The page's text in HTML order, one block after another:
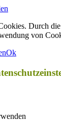
Durch
von
Ok